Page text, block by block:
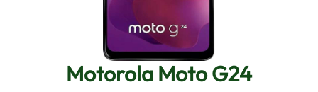
Motorola Moto G24